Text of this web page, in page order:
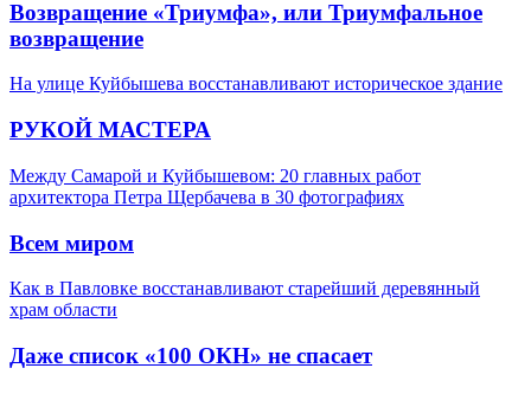
Возвращение «Триумфа», или Триумфальное
возвращение
На улице Куйбышева восстанавливают историческое здание
РУКОЙ МАСТЕРА
Между Самарой и Куйбышевом: 20 главных работ
архитектора Петра Щербачева в 30 фотографиях
Всем миром
Как в Павловке восстанавливают старейший деревянный
храм области
Даже список «100 ОКН» не спасает